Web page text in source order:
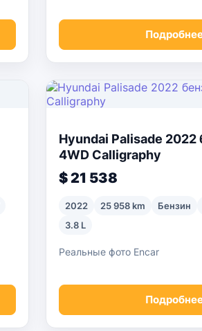
Hyundai Palisade 2022
4WD Calligraphy
$ 21 538
2022 25 958 km Бензин
3.8 L
Реальные фото Encar